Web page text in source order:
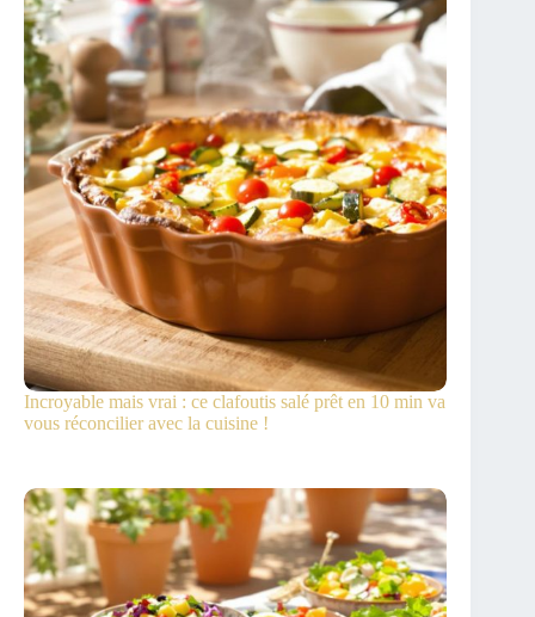
Incroyable mais vrai : ce clafoutis salé prêt en 10 min va
vous réconcilier avec la cuisine !